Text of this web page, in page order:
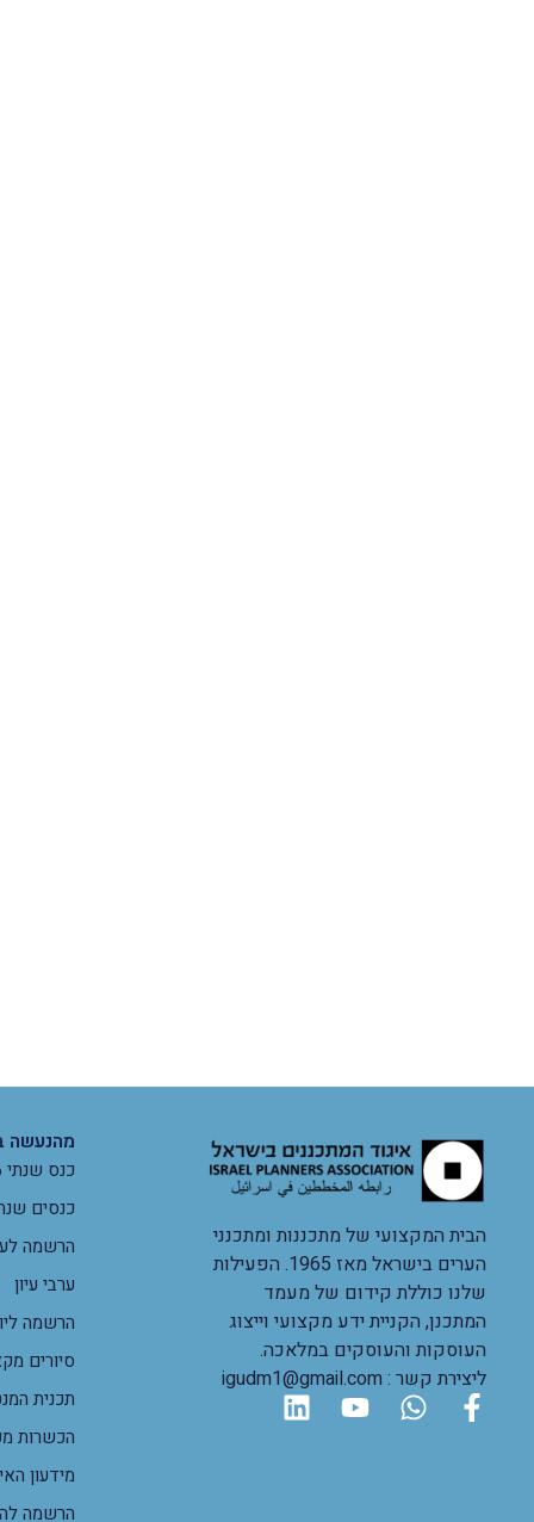
הבית המקצועי של מתכננות ומתכנני
הערים בישראל מאז 1965. הפעילות
שלנו כוללת קידום של מעמד
המתכנן, הקניית ידע מקצועי וייצוג
העוסקות והעוסקים במלאכה.
ליצירת קשר : igudm1@gmail.com
מהנעשה
כנס שנתי 2026
כנסים
הרשמה
ערבי עיון
הרשמה
סיורים
תכנית
הכשרות
מידעון
הרשמה